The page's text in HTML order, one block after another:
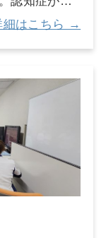
わゆる行
ちが困って
とをなかな
。認知症ケ
をお持ちの
して入院生
元の場所に
細はこちら →